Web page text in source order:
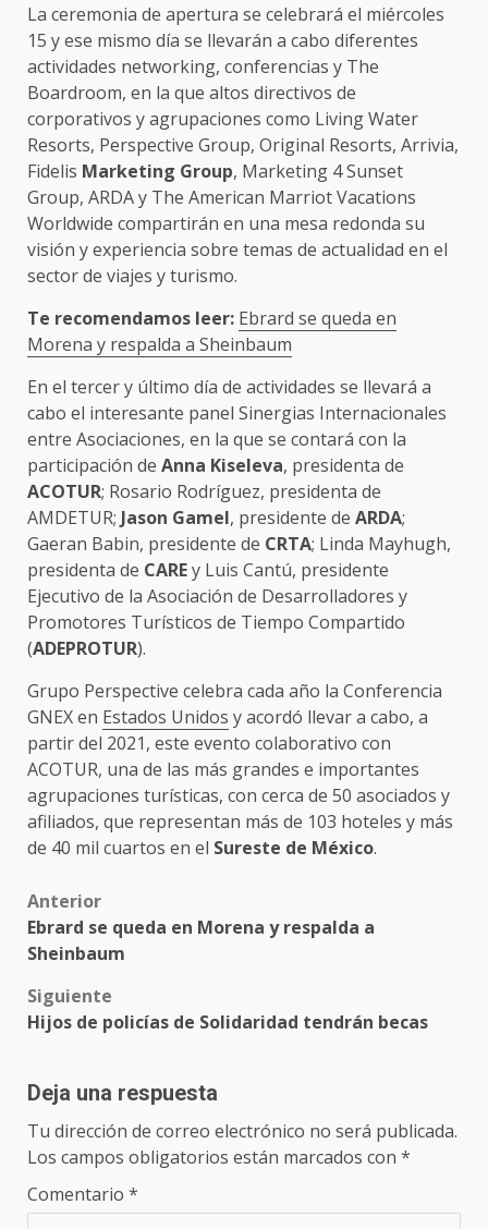
La ceremonia de apertura se celebrará el miércoles
15 y ese mismo día se llevarán a cabo diferentes
actividades networking, conferencias y The
Boardroom, en la que altos directivos de
corporativos y agrupaciones como Living Water
Resorts, Perspective Group, Original Resorts, Arrivia,
Fidelis Marketing Group, Marketing 4 Sunset
Group, ARDA y The American Marriot Vacations
Worldwide compartirán en una mesa redonda su
visión y experiencia sobre temas de actualidad en el
sector de viajes y turismo.
Te recomendamos leer: Ebrard se queda en
Morena y respalda a Sheinbaum
En el tercer y último día de actividades se llevará a
cabo el interesante panel Sinergias Internacionales
entre Asociaciones, en la que se contará con la
participación de Anna Kiseleva, presidenta de
ACOTUR; Rosario Rodríguez, presidenta de
AMDETUR; Jason Gamel, presidente de ARDA;
Gaeran Babin, presidente de CRTA; Linda Mayhugh,
presidenta de CAREy Luis Cantú, presidente
Ejecutivo de la Asociación de Desarrolladores y
Promotores Turísticos de Tiempo Compartido
(ADEPROTUR).
Grupo Perspective celebra cada año la Conferencia
GNEX en Estados Unidos y acordó llevar a cabo, a
partir del 2021, este evento colaborativo con
ACOTUR, una de las más grandes e importantes
agrupaciones turísticas, con cerca de 50 asociados y
afiliados, que representan más de 103 hoteles y más
de 40 mil cuartos en el Sureste de México.
Post
navigation
Anterior
Ebrard se queda en Morena y respalda a
Sheinbaum
Siguiente
Hijos de policías de Solidaridad tendrán becas
Deja una respuesta
Tu dirección de correo electrónico no será publicada.
Los campos obligatorios están marcados con *
Comentario *